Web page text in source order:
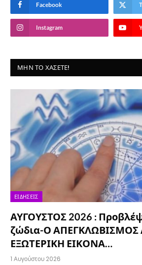
Facebook
Instagram
ΜΗΝ ΤΟ ΧΆΣΕΤΕ!
ΕΙΔΉΣΕΙΣ
ΑΥΓΟΥΣΤΟΣ 2026 :
ζώδια-Ο
ΕΞΩΤΕΡΙΚΗ ΕΙΚΟΝΑ…
1 Αυγούστου 2026